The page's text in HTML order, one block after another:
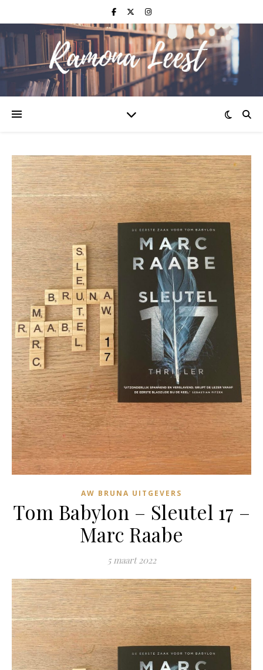
AW BRUNA UITGEVERS
Tom Babylon – Sleutel 17 –
Marc Raabe
5 maart 2022